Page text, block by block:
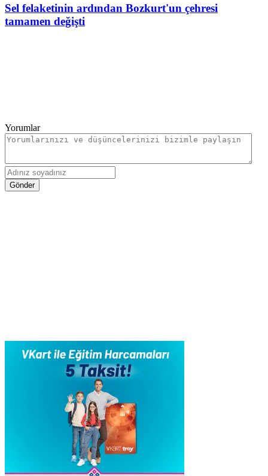
Sel felaketinin ardından Bozkurt'un çehresi
tamamen değişti
Yorumlar
Gönder